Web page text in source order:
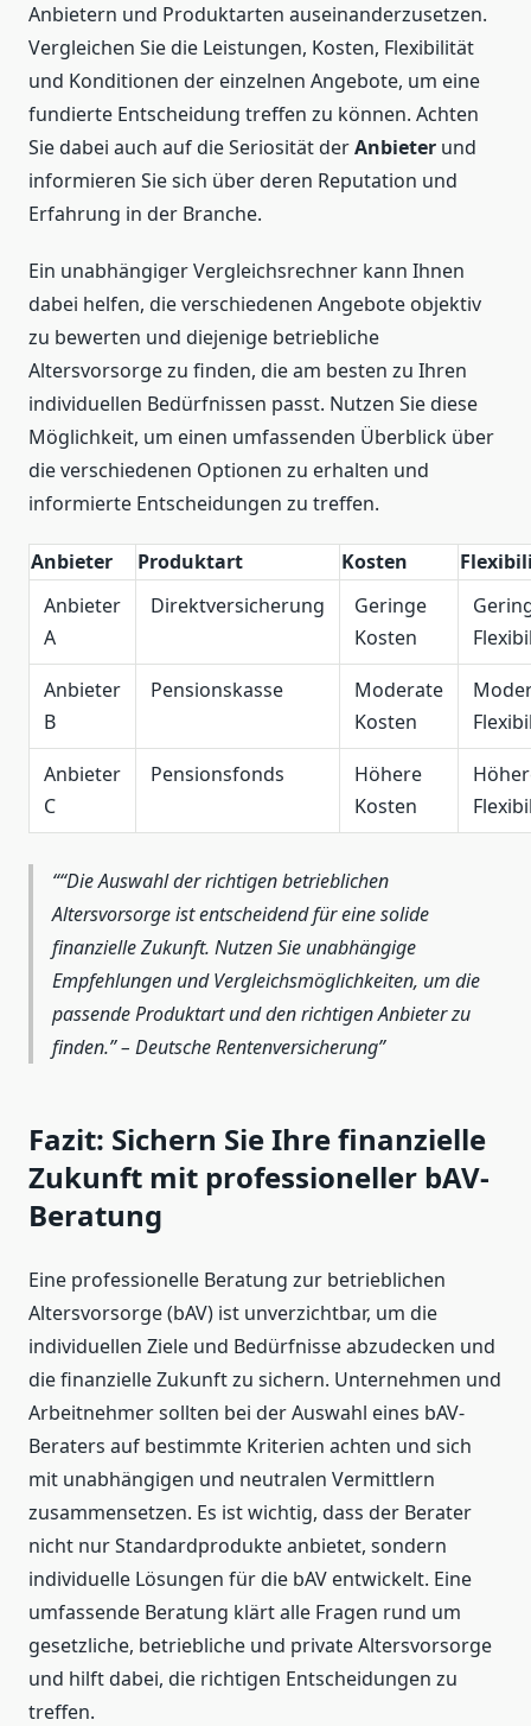
Anbietern und Produktarten auseinanderzusetzen.
Vergleichen Sie die Leistungen, Kosten, Flexibilität
und Konditionen der einzelnen Angebote, um eine
fundierte Entscheidung treffen zu können. Achten
Sie dabei auch auf die Seriosität derAnbieter und
informieren Sie sich über deren Reputation und
Erfahrung in der Branche.
Ein unabhängiger Vergleichsrechner kann Ihnen
dabei helfen, die verschiedenen Angebote objektiv
zu bewerten und diejenige betriebliche
Altersvorsorge zu finden, die am besten zu Ihren
individuellen Bedürfnissen passt. Nutzen Sie diese
Möglichkeit, um einen umfassenden Überblick über
die verschiedenen Optionen zu erhalten und
informierte Entscheidungen zu treffen.
Anbieter Produktart Kosten
Anbieter
A
Direktversicherung
Geringe
Kosten
Anbieter
B
Pensionskasse
Moderate
Kosten
Anbieter
C
Pensionsfonds
Höhere
Kosten
“Die Auswahl der richtigen betrieblichen
Altersvorsorge ist entscheidend für eine solide
finanzielle Zukunft. Nutzen Sie unabhängige
Empfehlungen und Vergleichsmöglichkeiten, um die
passende Produktart und den richtigen Anbieter zu
finden.” – Deutsche Rentenversicherung
Fazit: Sichern Sie Ihre finanzielle
Zukunft mit professioneller bAV-
Beratung
Eine professionelle Beratung zur betrieblichen
Altersvorsorge (bAV) ist unverzichtbar, um die
individuellen Ziele und Bedürfnisse abzudecken und
die finanzielle Zukunft zu sichern. Unternehmen und
Arbeitnehmer sollten bei der Auswahl eines bAV-
Beraters auf bestimmte Kriterien achten und sich
mit unabhängigen und neutralen Vermittlern
zusammensetzen. Es ist wichtig, dass der Berater
nicht nur Standardprodukte anbietet, sondern
individuelle Lösungen für die bAV entwickelt. Eine
umfassende Beratung klärt alle Fragen rund um
gesetzliche, betriebliche und private Altersvorsorge
und hilft dabei, die richtigen Entscheidungen zu
treffen.